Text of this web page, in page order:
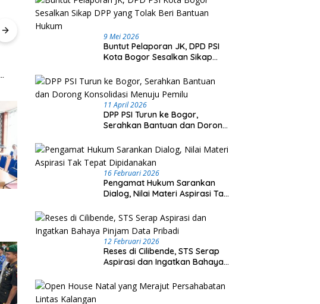
Gubernur Agustiar Sambut
Menkopolkam, Kalteng Perkuat
Kesiapsiagaan Hadapi
Ancaman Karhutla
Percepatan Berusaha 2026
9 Mei 2026
Buntut Pelaporan JK, DPD PSI
Kota Bogor Sesalkan Sikap
Hukum
11 April 2026
DPP PSI Turun ke Bogor,
Serahkan Bantuan dan Dorong
16 Februari 2026
Pengamat Hukum Sarankan
Dialog, Nilai Materi Aspirasi Tak
12 Februari 2026
Reses di Cilibende, STS Serap
Aspirasi dan Ingatkan Bahaya